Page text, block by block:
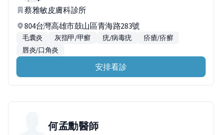
蔡雅敏皮膚科診所
804台灣高雄市鼓山區青海路283號
毛囊炎 灰指甲/甲癬 疣/病毒疣
疥瘡/疥癬
唇炎/口角炎
安排看診
何孟勳醫師